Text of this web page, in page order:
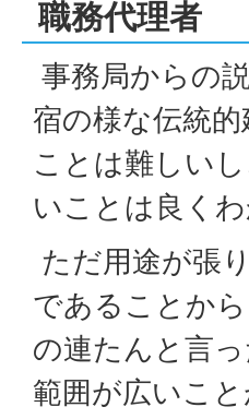
職務代理者
事務局からの
宿の様な伝統
ことは難しい
いことは良くわ
ただ用途が張
であることか
の連たんと言
範囲が広いこ